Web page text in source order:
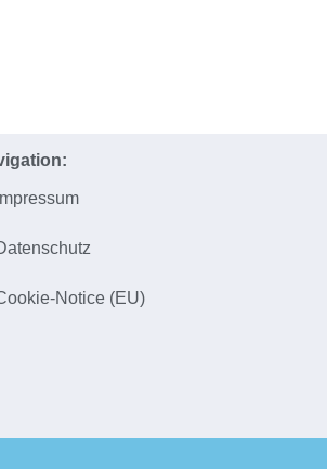
Impressum
Notice (EU)